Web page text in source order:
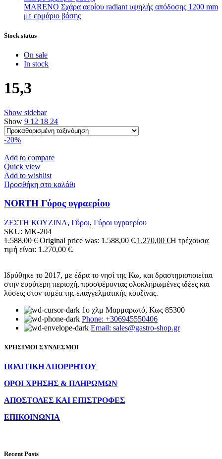
MARENO Σχάρα αερίου radiant υψηλής απόδοσης 1200 mm
με ερμάριο βάσης
Stock status
On sale
In stock
15,3
Show sidebar
Show 9 12 18 24
-20%
Add to compare
Quick view
Add to wishlist
Προσθήκη στο καλάθι
NORTH Γύρος υγραερίου
ΖΕΣΤΗ ΚΟΥΖΙΝΑ, Γύροι, Γύροι υγραερίου
SKU: MK-204
1.588,00€ Original price was: 1.588,00 €.1.270,00 €Η τρέχουσα
τιμή είναι: 1.270,00 €.
Ιδρύθηκε το 2017, με έδρα το νησί της Κω, και δραστηριοποιείται
στην ευρύτερη περιοχή, προσφέροντας ολοκληρωμένες ιδέες και
λύσεις στον τομέα της επαγγελματικής κουζίνας.
1ο χλμ Μαρμαρωτό, Κως 85300
Phone: +306945550406
Email: sales@gastro-shop.gr
ΧΡΗΣΙΜΟΙ ΣΥΝΔΕΣΜΟΙ
ΠΟΛΙΤΙΚΗ ΑΠΟΡΡΗΤΟΥ
ΟΡΟΙ ΧΡΗΣΗΣ & ΠΛΗΡΩΜΩΝ
ΑΠΟΣΤΟΛΕΣ ΚΑΙ ΕΠΙΣΤΡΟΦΕΣ
ΕΠΙΚΟΙΝΩΝΙΑ
Recent Posts